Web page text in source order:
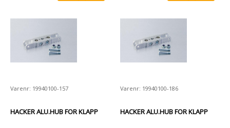
Varenr: 19940100-157
HACKER ALU.HUB FOR KLAPP
Varenr: 19940100-186
HACKER ALU.HUB FOR KLAPP